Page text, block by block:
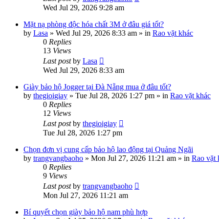
Wed Jul 29, 2026 9:28 am
Mặt nạ phòng độc hóa chất 3M ở đâu giá tốt?
by Lasa » Wed Jul 29, 2026 8:33 am » in Rao vặt khác
0 Replies
13 Views
Last postby Lasa
Wed Jul 29, 2026 8:33 am
Giày bảo hộ Jogger tại Đà Nẵng mua ở đâu tốt?
by thegioigiay » Tue Jul 28, 2026 1:27 pm » in Rao vặt khác
0 Replies
12 Views
Last postby thegioigiay
Tue Jul 28, 2026 1:27 pm
Chọn đơn vị cung cấp bảo hộ lao động tại Quảng Ngãi
by trangvangbaoho » Mon Jul 27, 2026 11:21 am » in Rao vặt
0 Replies
9 Views
Last postby trangvangbaoho
Mon Jul 27, 2026 11:21 am
Bí quyết chọn giày bảo hộ nam phù hợp